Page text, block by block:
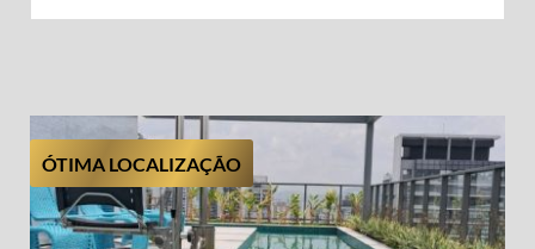
ÓTIMA LOCALIZAÇÃO